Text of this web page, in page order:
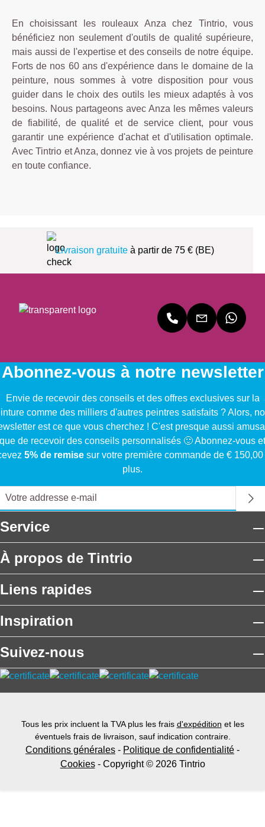
En choisissant les rouleaux Anza chez Tintrio, vous
bénéficiez non seulement d'outils de qualité supérieure,
mais aussi de l'expertise et des conseils de notre équipe.
Forts de nos 60 ans d'expérience dans le domaine de la
peinture, nous sommes à votre disposition pour vous
guider dans le choix des outils les mieux adaptés à vos
besoins. Nous partageons avec Anza les mêmes valeurs
de fiabilité, de qualité et de service client, pour vous
garantir une expérience d'achat et d'utilisation optimale.
Avec Tintrio et Anza, donnez vie à vos projets de peinture
en toute confiance.
Livraison gratuiteà partir de 75 € (BE)
Abonnez-vous à notre newsletter
Envie de recevoir des conseils et des offres exclusives sur la
comme des milliers d'autres peintres satisfaits ? Alors,
est ce que vous cherchez ! C'est presque aussi
que de recevoir des conseils personnalisés 🙂 Abonnez-vous et
5% de remise sur votre première commande de € 150,00
plus.
Service
À propos de Tintrio
Liens rapides
Inspiration
Suivez-nous
Tous les prix incluent la TVA plus les frais d'expédition et les
éventuels frais de livraison, sauf indication contraire.
Conditions générales - Politique de confidentialité -
Cookies- Copyright © 2026 Tintrio